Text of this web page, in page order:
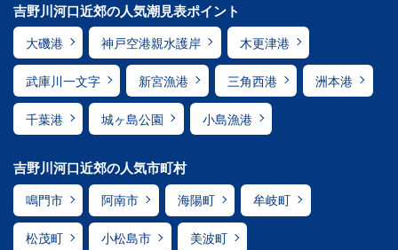
吉野川河口近郊の人気潮見表ポイント
大磯港 神戸空港親水護岸 木更津港
武庫川一文字 新宮漁港 三角西港 洲本港
千葉港 城ヶ島公園 小島漁港
吉野川河口近郊の人気市町村
鳴門市 阿南市 海陽町 牟岐町
松茂町 小松島市 美波町